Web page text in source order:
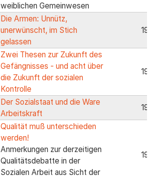
weiblichen Gemeinwesen
Die Armen: Unnütz,
unerwünscht, im Stich
gelassen
Zwei Thesen zur Zukunft des
Gefängnisses - und acht über
die Zukunft der sozialen
Kontrolle
Der Sozialstaat und die Ware
Arbeitskraft
Qualität muß unterschieden
werden!
Anmerkungen zur derzeitigen
Qualitätsdebatte in der
Sozialen Arbeit aus Sicht der